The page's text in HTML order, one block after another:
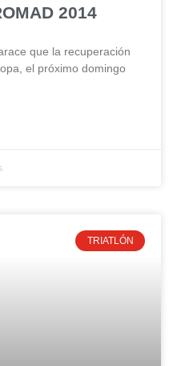
2014
que la recuperación
el próximo domingo
TRIATLÓN